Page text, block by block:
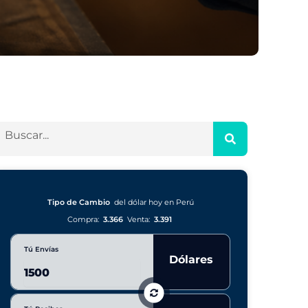
Tipo de Cambio del dólar hoy en Perú
Compra: 3.366 Venta: 3.391
Tú Envías
Dólares